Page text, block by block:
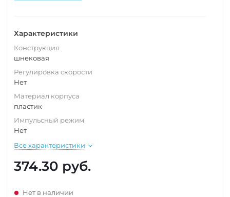
Характеристики
Конструкция
шнековая
Регулировка скорости
Нет
Материал корпуса
пластик
Импульсный режим
Нет
Все характеристики
374.30 руб.
Нет в наличии